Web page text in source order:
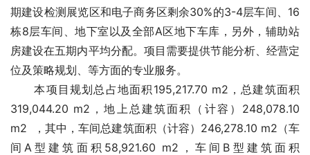
期建设检测展览区和电子商务区剩余30%的3-4层车间、16
栋8层车间、地下室以及全部A区地下车库，另外，辅助站
房建设在五期内平均分配。项目需要提供节能分析、经营定
位及策略规划、 等方面的专业服务。
本项目规划总占地面积195,217.70 m2，总建筑面积
319,044.20 m2，地上总建筑面积（计容）248,078.10
m2  ，其中，车间总建筑面积（计容）246,278.10 m2（车
间A型建筑面积58,921.60 m2，车间B型建筑面积